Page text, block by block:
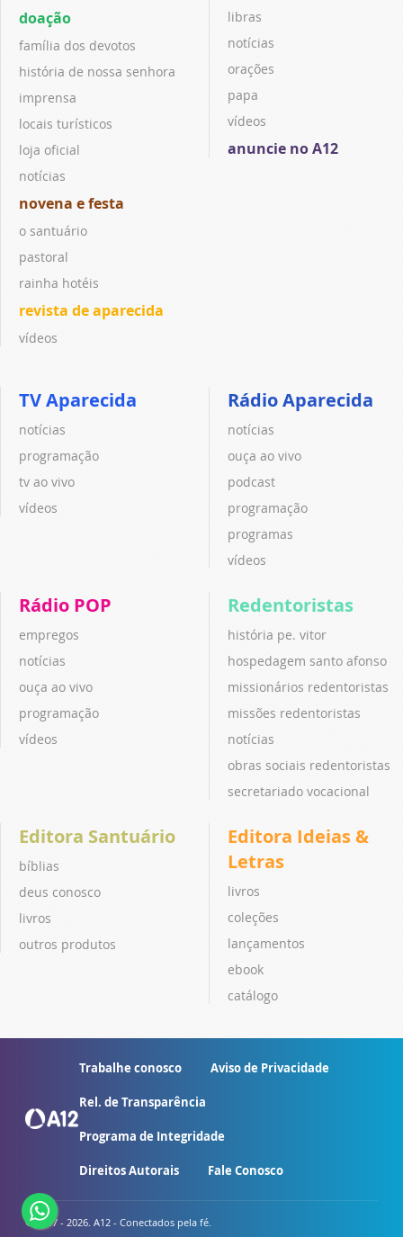
doação
família dos devotos
história de nossa senhora
imprensa
locais turísticos
loja oficial
notícias
novena e festa
o santuário
pastoral
rainha hotéis
revista de aparecida
vídeos
libras
notícias
orações
papa
vídeos
anuncie no A12
TV Aparecida
notícias
programação
tv ao vivo
vídeos
Rádio Aparecida
notícias
ouça ao vivo
podcast
programação
programas
vídeos
Rádio POP
empregos
notícias
ouça ao vivo
programação
vídeos
Redentoristas
história pe. vitor
hospedagem santo afonso
missionários redentoristas
missões redentoristas
notícias
obras sociais redentoristas
secretariado vocacional
Editora Santuário
bíblias
deus conosco
livros
outros produtos
Editora Ideias &
Letras
livros
coleções
lançamentos
ebook
catálogo
Trabalhe conosco Aviso de Privacidade
Rel. de Transparência
Programa de Integridade
Direitos Autorais Fale Conosco
© 2007 - 2026. A12 - Conectados pela fé.